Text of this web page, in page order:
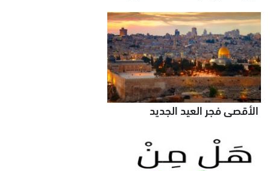
الأقصى فجر العيد الجديد